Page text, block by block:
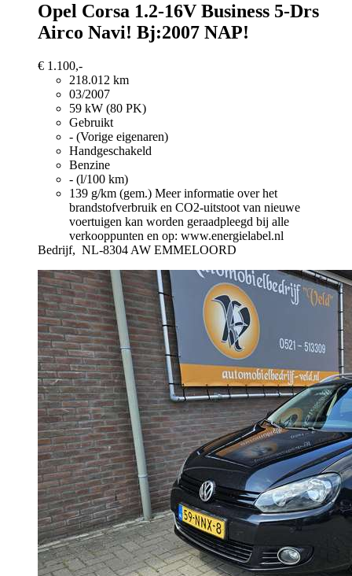
Opel Corsa 1.2-16V Business 5-Drs
Airco Navi! Bj:2007 NAP!
€ 1.100,-
218.012 km
03/2007
59 kW (80 PK)
Gebruikt
- (Vorige eigenaren)
Handgeschakeld
Benzine
- (l/100 km)
139 g/km (gem.) Meer informatie over het
brandstofverbruik en CO2-uitstoot van nieuwe
voertuigen kan worden geraadpleegd bij alle
verkooppunten en op: www.energielabel.nl
Bedrijf, NL-8304 AW EMMELOORD